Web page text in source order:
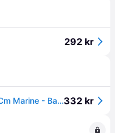
292 kr
Gant Home Badrumsmatta 50x80 Cm Marine - Badrumsmattor Ekologisk Bomull Marine - 852012609-410332 kr